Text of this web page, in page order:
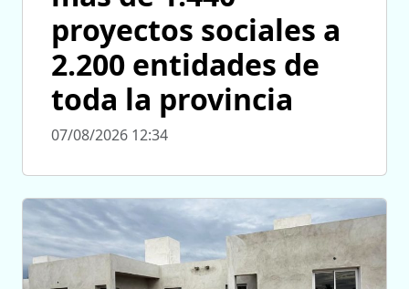
proyectos sociales a
2.200 entidades de
toda la provincia
07/08/2026 12:34